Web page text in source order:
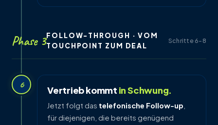
Phase 3FOLLOW-THROUGH · VOM
TOUCHPOINT ZUM DEAL
Schritte 6–8
6 Vertrieb kommt in Schwung.
Jetzt folgt das telefonische Follow-up
für diejenigen, die bereits genügend